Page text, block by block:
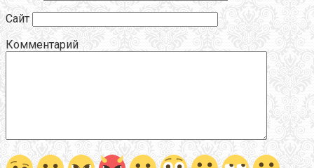
Сайт
Комментарий